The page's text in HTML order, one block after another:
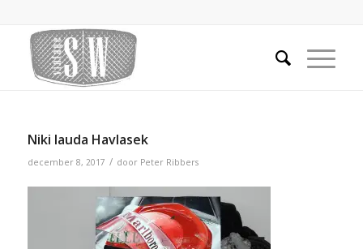
Niki lauda Havlasek
december 8, 2017 / door Peter Ribbers